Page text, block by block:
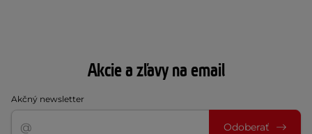
Akcie a zľavy na email
Akčný newsletter
Odoberať